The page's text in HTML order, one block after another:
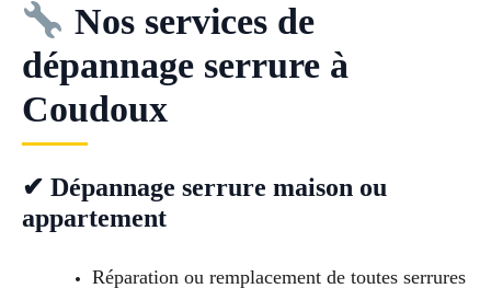
Nos services de
dépannage serrure à
Coudoux
✔ Dépannage serrure maison ou
appartement
Réparation ou remplacement de toutes serrures